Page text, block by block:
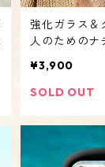
強化ガラス
人のためのナ
柄 大人かわい
¥3,900
SOLD OUT